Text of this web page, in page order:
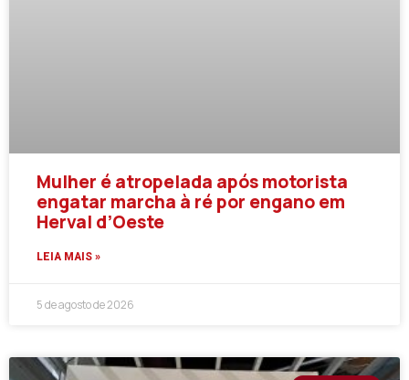
Mulher é atropelada após motorista
engatar marcha à ré por engano em
Herval d’Oeste
LEIA MAIS »
5 de agosto de 2026